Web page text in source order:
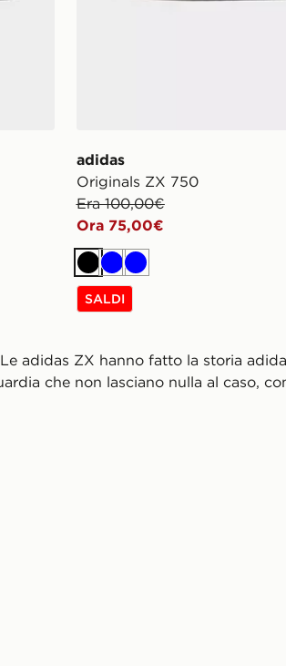
adidas
Originals ZX 750
Era 100,00€
Ora 75,00€
NeroBluBlu
SALDI
adidas ZX hanno fatto la storia
che non lasciano nulla al caso,